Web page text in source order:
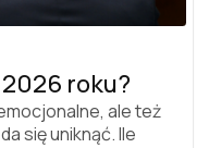
roku?
ale też
się uniknąć. Ile